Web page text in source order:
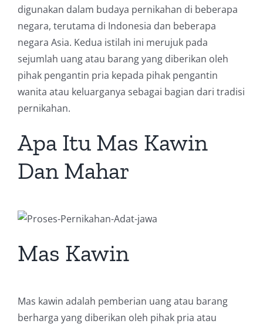
digunakan dalam budaya pernikahan di beberapa
negara, terutama di Indonesia dan beberapa
negara Asia. Kedua istilah ini merujuk pada
sejumlah uang atau barang yang diberikan oleh
pihak pengantin pria kepada pihak pengantin
wanita atau keluarganya sebagai bagian dari tradisi
pernikahan.
Apa Itu Mas Kawin
Dan Mahar
Mas Kawin
Mas kawin adalah pemberian uang atau barang
berharga yang diberikan oleh pihak pria atau